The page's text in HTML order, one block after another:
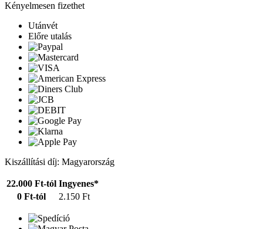
Kényelmesen fizethet
Utánvét
Előre utalás
Kiszállítási díj: Magyarország
22.000 Ft-tól Ingyenes*
0 Ft-tól
2.150 Ft